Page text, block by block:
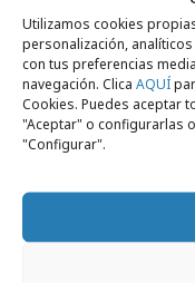
Utilizamos cookies
personalización,
con tus preferencias
navegación. Clica AQUÍ
Cookies. Puedes aceptar
"Aceptar" o configurarlas
"Configurar".
Campañas